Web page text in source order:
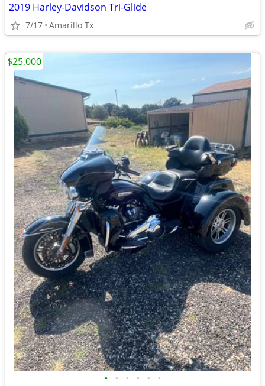
2019 Harley-Davidson Tri-Glide
7/17 Amarillo Tx
• • • • • •
$25,000